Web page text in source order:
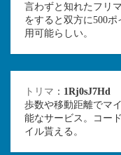
言わずと知れたフリ
をすると双方に500
用可能らしい。
トリマ ： 1Rj0sJ7Hd
歩数や移動距離でマ
能なサービス。コー
イル貰える。